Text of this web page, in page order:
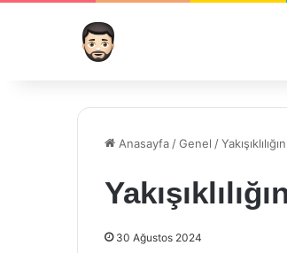
Anasayfa /Genel /
30 Ağustos 2024